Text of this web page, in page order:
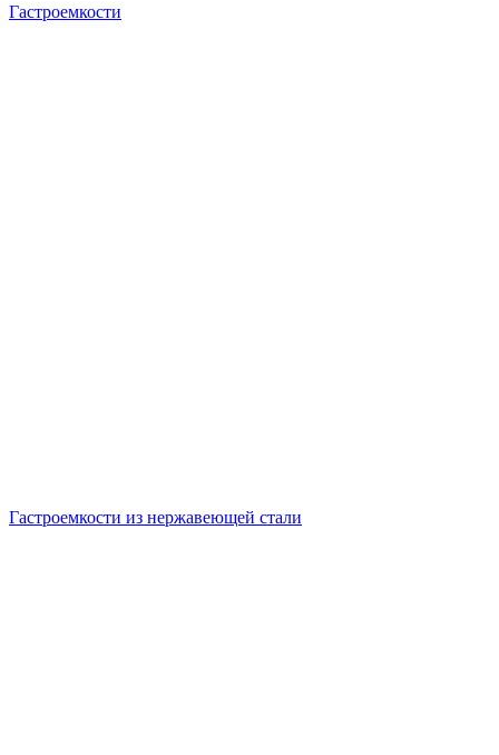
Гастроемкости
Гастроемкости из нержавеющей стали